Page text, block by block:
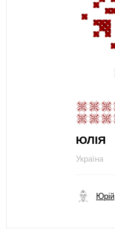
ЮЛІЯ
Україна
Юрій